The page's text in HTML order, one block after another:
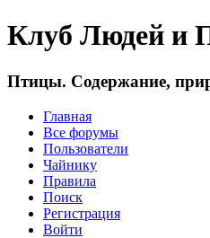
Клуб Людей
Птицы. Содержание,
Главная
Все форумы
Пользователи
Чайнику
Правила
Поиск
Регистрация
Войти